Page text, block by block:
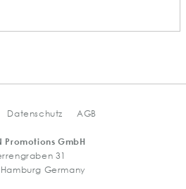
Datenschutz AGB
Promotions GmbH
31
Germany